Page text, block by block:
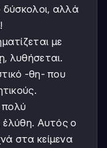
δύσκολοι, αλλά
με
λυθήσεται.
-θη- που
πολύ
ἐλύθη. Αυτός ο
στα κείμενα